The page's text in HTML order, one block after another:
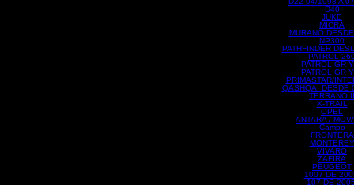
D40
JUKE
MICRA
MURANO
NP300
PATHFINDER
PATROL
PATROL GR
PATROL GR
PRIMASTAR/
QASHQAI DESDE
TERRANO II
X-TRAIL
OPEL
ANTARA /
Campo
FRONTERA
MONTEREY
VIVARO
ZAFIRA
PEUGEOT
1007 DE
107 DE